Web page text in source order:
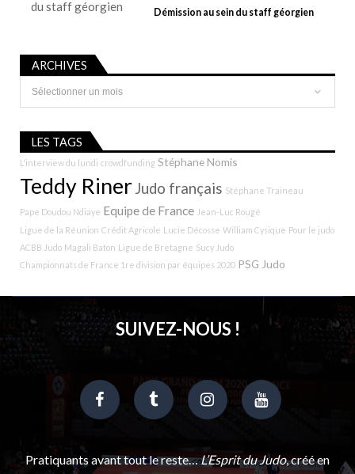
Démission au sein du staff géorgien
ARCHIVES
Archives
LES TAGS
L'interview du lundi crowdfunding Stéphane Nomis
Teddy RinerJudo français Stéphane Traineau
Pape Doudou Ndiaye Equipe de France Jean-Luc Rougé
Ligue de la Réunion Crédit Agricole Lucie Décosse William Cysique Pour le judo
ACBB Judo Magali Baton Ligue de Bretagne Sucy Judo
Championnats de France 1re division par équipes 2020 PSG Judo
SUIVEZ-NOUS !
Pratiquants avant tout le reste…L’Esprit du Judo, créé en